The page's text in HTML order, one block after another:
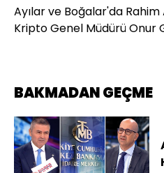
Ayılar ve Boğalar'da
Kripto Genel Müdürü Onur
BAKMADAN GEÇME